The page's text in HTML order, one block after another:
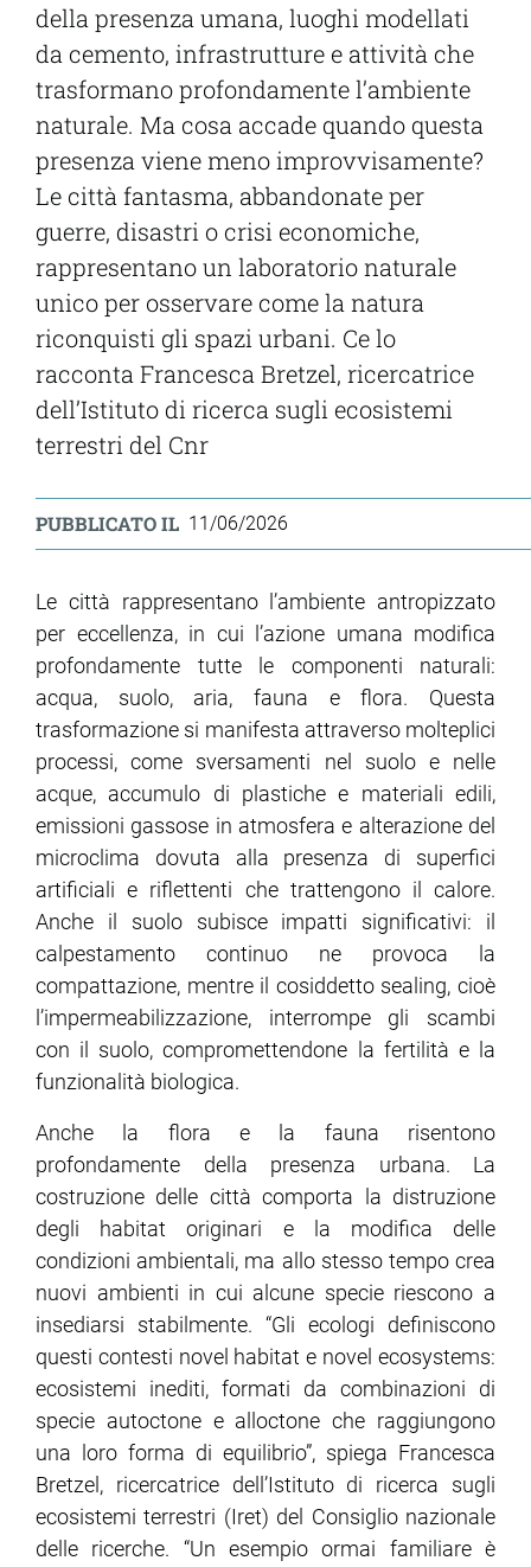
della presenza umana, luoghi modellati
da cemento, infrastrutture e attività che
trasformano profondamente l’ambiente
naturale. Ma cosa accade quando questa
presenza viene meno improvvisamente?
Le città fantasma, abbandonate per
guerre, disastri o crisi economiche,
rappresentano un laboratorio naturale
unico per osservare come la natura
riconquisti gli spazi urbani. Ce lo
racconta Francesca Bretzel, ricercatrice
dell’Istituto di ricerca sugli ecosistemi
terrestri del Cnr
PUBBLICATO IL 11/06/2026
Le città rappresentano l’ambiente antropizzato
per eccellenza, in cui l’azione umana modifica
profondamente tutte le componenti naturali:
acqua, suolo, aria, fauna e flora. Questa
trasformazione si manifesta attraverso molteplici
processi, come sversamenti nel suolo e nelle
acque, accumulo di plastiche e materiali edili,
emissioni gassose in atmosfera e alterazione del
microclima dovuta alla presenza di superfici
artificiali e riflettenti che trattengono il calore.
Anche il suolo subisce impatti significativi: il
calpestamento continuo ne provoca la
compattazione, mentre il cosiddetto sealing, cioè
l’impermeabilizzazione, interrompe gli scambi
con il suolo, compromettendone la fertilità e la
funzionalità biologica.
Anche la flora e la fauna risentono
profondamente della presenza urbana. La
costruzione delle città comporta la distruzione
degli habitat originari e la modifica delle
condizioni ambientali, ma allo stesso tempo crea
nuovi ambienti in cui alcune specie riescono a
insediarsi stabilmente. “Gli ecologi definiscono
questi contesti novel habitat e novel ecosystems:
ecosistemi inediti, formati da combinazioni di
specie autoctone e alloctone che raggiungono
una loro forma di equilibrio”, spiega Francesca
Bretzel, ricercatrice dell’Istituto di ricerca sugli
ecosistemi terrestri (Iret) del Consiglio nazionale
delle ricerche. “Un esempio ormai familiare è